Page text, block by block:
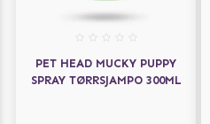
PET HEAD MUCKY PUPPY
SPRAY TØRRSJAMPO 300ML